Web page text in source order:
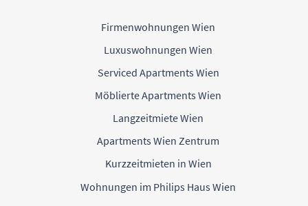
Firmenwohnungen Wien
Luxuswohnungen Wien
Serviced Apartments Wien
Möblierte Apartments Wien
Langzeitmiete Wien
Apartments Wien Zentrum
Kurzzeitmieten in Wien
Wohnungen im Philips Haus Wien